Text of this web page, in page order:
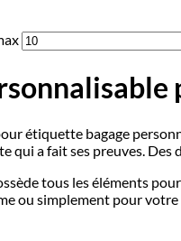
étiquette bagage
qui a fait ses preuves.
tous les éléments
ou simplement pour